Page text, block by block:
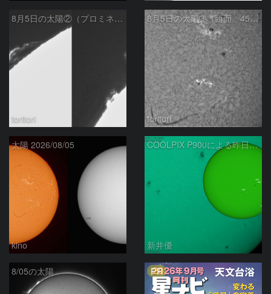
8月5日の太陽②（プロミネンス北東縁 ）
toritori
8月5日の太陽➂（西面 4502 C1.7フレア ）
toritori
太陽 2026/08/05
kino
COOLPIX P900による昨日の太陽黒点：2026/08/04
新井優
8/05の太陽 PR